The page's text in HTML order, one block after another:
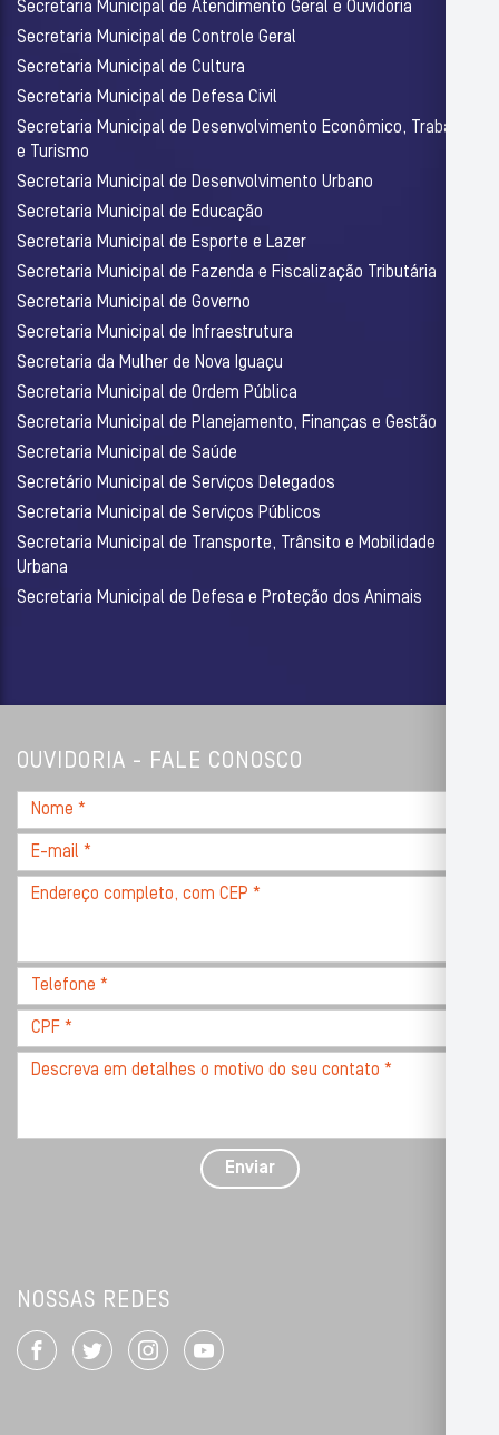
Secretaria Municipal de Atendimento Geral e Ouvidoria
Secretaria Municipal de Controle Geral
Secretaria Municipal de Cultura
Secretaria Municipal de Defesa Civil
Secretaria Municipal de Desenvolvimento Econômico, Trabalho
e Turismo
Secretaria Municipal de Desenvolvimento Urbano
Secretaria Municipal de Educação
Secretaria Municipal de Esporte e Lazer
Secretaria Municipal de Fazenda e Fiscalização Tributária
Secretaria Municipal de Governo
Secretaria Municipal de Infraestrutura
Secretaria da Mulher de Nova Iguaçu
Secretaria Municipal de Ordem Pública
Secretaria Municipal de Planejamento, Finanças e Gestão
Secretaria Municipal de Saúde
Secretário Municipal de Serviços Delegados
Secretaria Municipal de Serviços Públicos
Secretaria Municipal de Transporte, Trânsito e Mobilidade
Urbana
Secretaria Municipal de Defesa e Proteção dos Animais
OUVIDORIA - FALE CONOSCO
Nome
*
E-
mail
Endereço
CEP
Telefone
*
CPF
*
Descreva
com
Enviar
NOSSAS REDES